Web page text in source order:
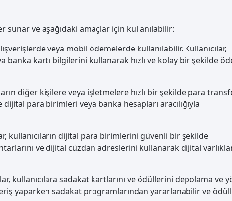
sunar ve aşağıdaki amaçlar için kullanılabilir:
veya mobil ödemelerde kullanılabilir. Kullanıcılar,
banka kartı bilgilerini kullanarak hızlı ve kolay bir şekilde
diğer kişilere veya işletmelere hızlı bir şekilde para
para birimleri veya banka hesapları aracılığıyla
kullanıcıların dijital para birimlerini güvenli bir şekilde
ve dijital cüzdan adreslerini kullanarak dijital
kullanıcılara sadakat kartlarını ve ödüllerini depolama ve
yaparken sadakat programlarından yararlanabilir ve